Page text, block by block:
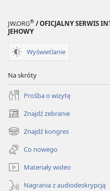
JW.ORG® / OFICJALNY SERWIS
JEHOWY
Wyświetlanie
Na skróty
Prośba o wizytę
Znajdź zebranie
(opens
new
window)
Znajdź kongres
(opens
new
window)
Co nowego
Materiały wideo
Nagrania z audiodeskrypcją